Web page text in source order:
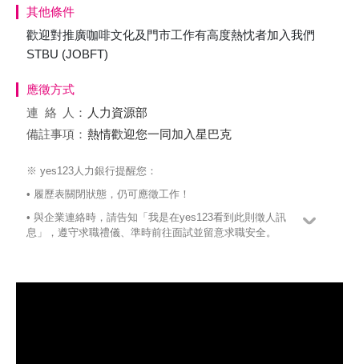
其他條件
歡迎對推廣咖啡文化及門市工作有高度熱忱者加入我們
STBU (JOBFT)
應徵方式
連絡
人： 人力資源部
備註事項： 熱情歡迎您一同加入星巴克
※ yes123人力銀行提醒您：
• 履歷表關閉狀態，仍可應徵工作！
• 與企業連絡時，請告知「我是在yes123看到此則徵人訊
息」，遵守求職禮儀、準時前往面試並留意求職安全。